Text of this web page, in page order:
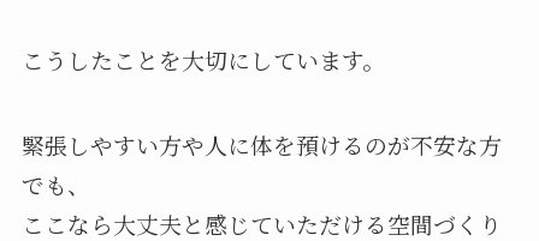
こうしたことを大切にしています。
緊張しやすい方や人に体を預けるのが不安な方
でも、
ここなら大丈夫と感じていただける空間づくり